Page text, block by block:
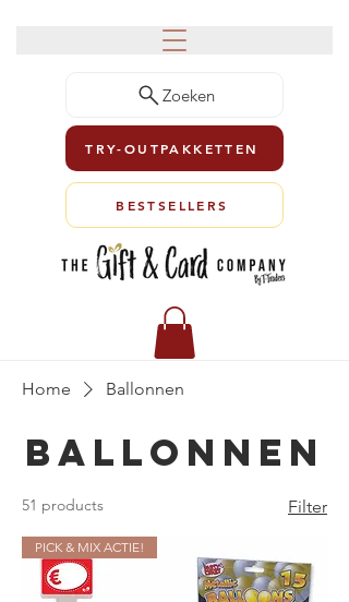
Zoeken
TRY-OUTPAKKETTEN
BESTSELLERS
Home Ballonnen
Ballonnen
51 products Filter
PICK & MIX ACTIE!